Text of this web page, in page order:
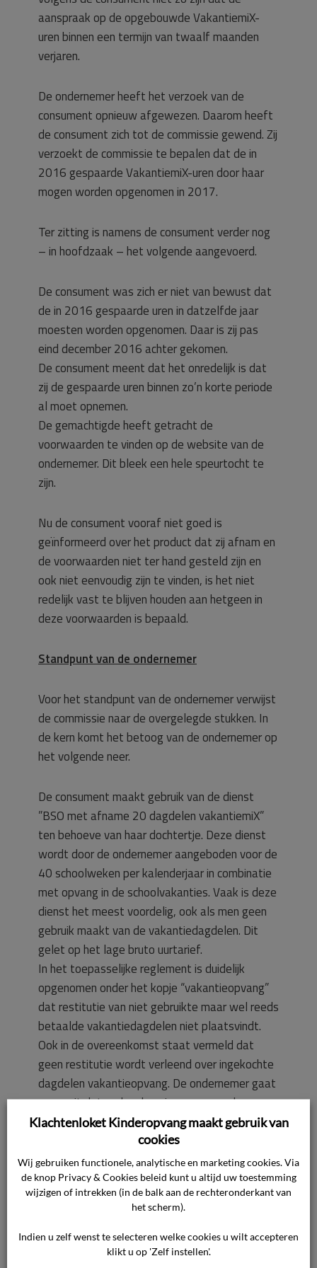
aanspraak op de opgebouwde VakantiemiX-
uren binnen een termijn van twaalf maanden
verjaren.
De ondernemer heeft het verzoek van de
consument opnieuw afgewezen. Daarom heeft
de consument zich tot de commissie gewend. Zij
verzoekt de commissie te bepalen dat de in
2016 gespaarde VakantiemiX-uren door haar
mogen worden opgenomen in 2017.
Ter zitting is namens de consument verder nog
– in hoofdzaak – het volgende aangevoerd.
De consument was zich er niet van bewust dat
de in 2016 gespaarde uren in datzelfde jaar
moesten worden opgenomen. Daar is zij pas
eind december 2016 achter gekomen.
De consument meent dat het onredelijk is dat
zij de gespaarde uren binnen zo’n korte periode
al moet opnemen.
De gemachtigde heeft getracht de
voorwaarden te vinden op de website van de
ondernemer. Dit bleek een hele speurtocht te
zijn.
Nu de consument vooraf niet goed is
geïnformeerd over het product dat zij afnam en
de voorwaarden niet ter hand gesteld zijn en
ook niet eenvoudig zijn te vinden, is het niet
redelijk vast te blijven houden aan hetgeen in
deze voorwaarden is bepaald.
Standpunt van de ondernemer
Voor het standpunt van de ondernemer verwijst
de commissie naar de overgelegde stukken. In
de kern komt het betoog van de ondernemer op
het volgende neer.
De consument maakt gebruik van de dienst
”BSO met afname 20 dagdelen vakantiemiX”
ten behoeve van haar dochtertje. Deze dienst
wordt door de ondernemer aangeboden voor de
40 schoolweken per kalenderjaar in combinatie
met opvang in de schoolvakanties. Vaak is deze
dienst het meest voordelig, ook als men geen
gebruik maakt van de vakantiedagdelen. Dit
gelet op het lage bruto uurtarief.
In het toepasselijke reglement is duidelijk
opgenomen onder het kopje “vakantieopvang”
dat restitutie van niet gebruikte maar wel reeds
betaalde vakantiedagdelen niet plaatsvindt.
Ook in de overeenkomst staat vermeld dat
geen restitutie wordt verleend over ingekochte
dagdelen vakantieopvang. De ondernemer gaat
ervan uit dat ouders kennisnemen van de
voorwaarden die van toepassing zijn op de
Zowel het aanbod als de overeenkomst zijn
digitaal aan de consument verstrekt. Ook de
aan haar verstrekt. De ondernemer heeft ervoor
gekozen om de voorwaarden beschikbaar te
Klachtenloket Kinderopvang maakt gebruik van
cookies
Wij gebruiken functionele, analytische en marketing cookies. Via
de knop Privacy & Cookies beleid kunt u altijd uw toestemming
wijzigen of intrekken (in de balk aan de rechteronderkant van
het scherm).
Indien u zelf wenst te selecteren welke cookies u wilt accepteren
klikt u op 'Zelf instellen'.